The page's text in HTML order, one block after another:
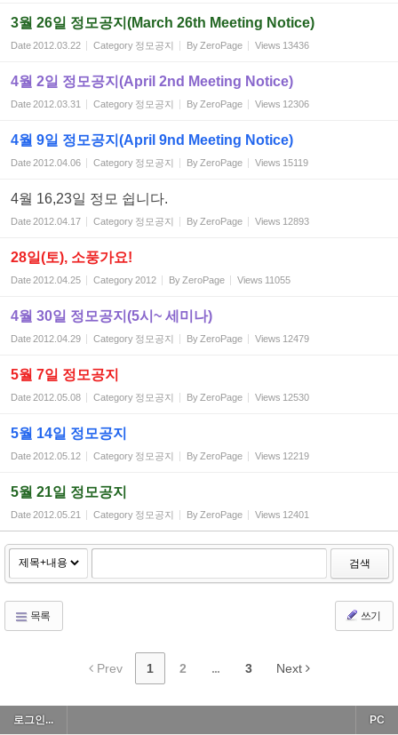
3월 26일 정모공지(March 26th Meeting Notice)
Date2012.03.22 Category 정모공지 By ZeroPage Views 13436
4월 2일 정모공지(April 2nd Meeting Notice)
Date2012.03.31 Category 정모공지 By ZeroPage Views 12306
4월 9일 정모공지(April 9nd Meeting Notice)
Date2012.04.06 Category 정모공지 By ZeroPage Views 15119
4월 16,23일 정모 쉽니다.
Date2012.04.17 Category 정모공지 By ZeroPage Views 12893
28일(토), 소풍가요!
Date2012.04.25 Category2012 By ZeroPage Views 11055
4월 30일 정모공지(5시~ 세미나)
Date2012.04.29 Category 정모공지 By ZeroPage Views 12479
5월 7일 정모공지
Date2012.05.08 Category 정모공지 By ZeroPage Views 12530
5월 14일 정모공지
Date2012.05.12 Category 정모공지 By ZeroPage Views 12219
5월 21일 정모공지
Date2012.05.21 Category 정모공지 By ZeroPage Views 12401
검색
목록 쓰기
Prev 1 2 ... 3 Next
로그인... PC